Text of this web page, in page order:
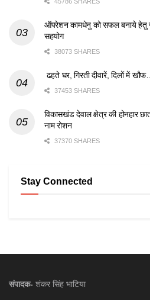
ऑपरेशन कामधेनु को सफल बनाये हेतु
सहयोग
38073 SHARES
ढहते घर, गिरती दीवारें, दिलों में
37453 SHARES
विकासखंड देवाल क्षेत्र की होनहार
नाम रोशन
37370 SHARES
Stay Connected
संपादक- शंकर सिंह भाटिया